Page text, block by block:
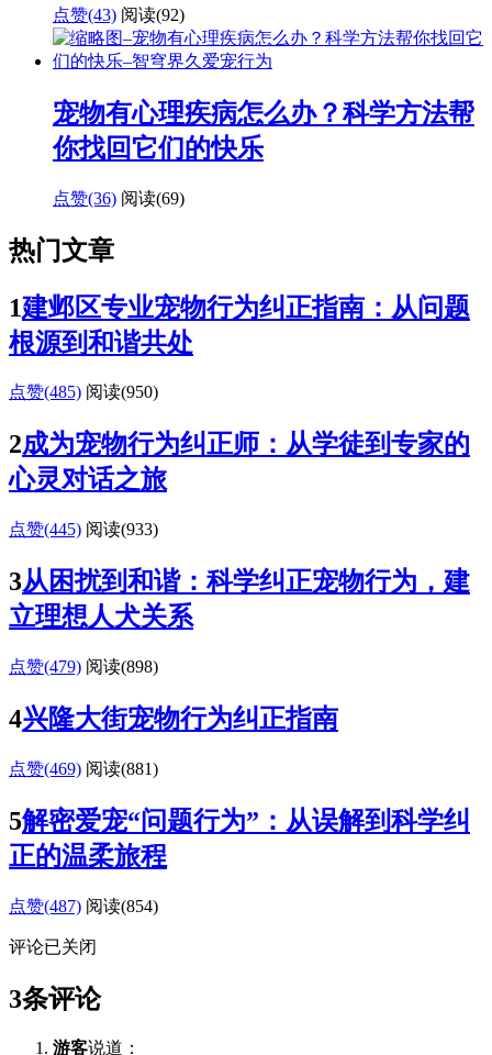
点赞(43) 阅读(92)
宠物有心理疾病怎么办？科学方法帮
你找回它们的快乐
点赞(36) 阅读(69)
热门文章
1建邺区专业宠物行为纠正指南：从问题
根源到和谐共处
点赞(485) 阅读(950)
2成为宠物行为纠正师：从学徒到专家的
心灵对话之旅
点赞(445) 阅读(933)
3从困扰到和谐：科学纠正宠物行为，建
立理想人犬关系
点赞(479) 阅读(898)
4兴隆大街宠物行为纠正指南
点赞(469) 阅读(881)
5解密爱宠“问题行为”：从误解到科学纠
正的温柔旅程
点赞(487) 阅读(854)
评论已关闭
3条评论
游客说道：